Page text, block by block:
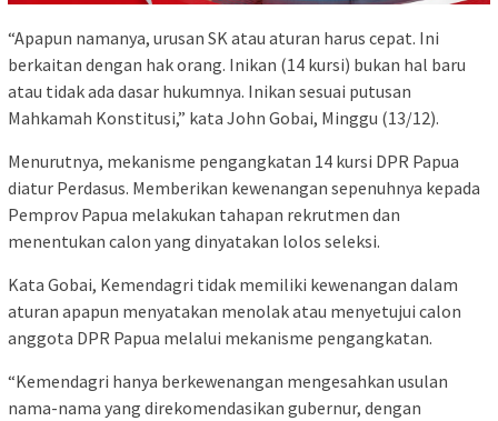
“Apapun namanya, urusan SK atau aturan harus cepat. Ini
berkaitan dengan hak orang. Inikan (14 kursi) bukan hal baru
atau tidak ada dasar hukumnya. Inikan sesuai putusan
Mahkamah Konstitusi,” kata John Gobai, Minggu (13/12).
Menurutnya, mekanisme pengangkatan 14 kursi DPR Papua
diatur Perdasus. Memberikan kewenangan sepenuhnya kepada
Pemprov Papua melakukan tahapan rekrutmen dan
menentukan calon yang dinyatakan lolos seleksi.
Kata Gobai, Kemendagri tidak memiliki kewenangan dalam
aturan apapun menyatakan menolak atau menyetujui calon
anggota DPR Papua melalui mekanisme pengangkatan.
“Kemendagri hanya berkewenangan mengesahkan usulan
nama-nama yang direkomendasikan gubernur, dengan